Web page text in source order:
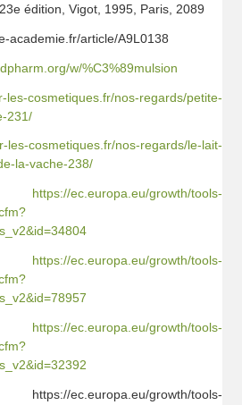
édition, Vigot, 1995, Paris, 2089
academie.fr/article/A9L0138
w/%C3%89mulsion
les-cosmetiques.fr/nos-regards/petite-
231/
les-cosmetiques.fr/nos-regards/le-lait-
la-vache-238/
https://ec.europa.eu/growth/tools-
https://ec.europa.eu/growth/tools-
https://ec.europa.eu/growth/tools-
growth/tools-